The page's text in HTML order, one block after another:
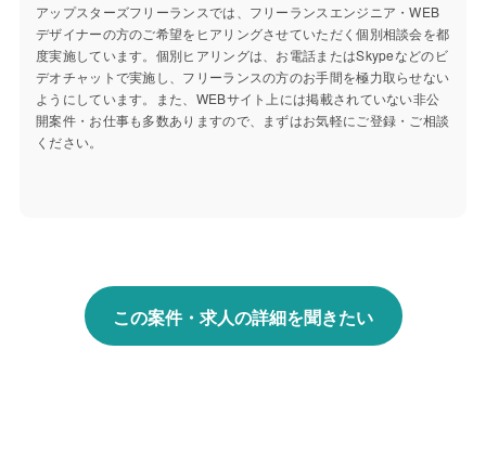
アップスターズフリーランスでは、フリーランスエンジニア・WEB
デザイナーの方のご希望をヒアリングさせていただく個別相談会を都
度実施しています。個別ヒアリングは、お電話またはSkypeなどのビ
デオチャットで実施し、フリーランスの方のお手間を極力取らせない
ようにしています。また、WEBサイト上には掲載されていない非公
開案件・お仕事も多数ありますので、まずはお気軽にご登録・ご相談
ください。
この案件・求人の詳細を聞きたい